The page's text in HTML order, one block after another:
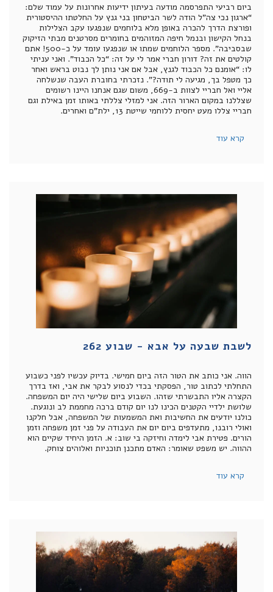
ביום רביעי התפרסמה מודעה בעיתון ידיעות אחרונות על עמוד שלם:
“ארגון נכי צה”ל הודה לשר הביטחון בני גנץ על החלטתו ההיסטורית
ופורצת הדרך להכרה באופן מלא בלוחמים שנפגעו עקב הצלילות
בנחל הקישון ובנמל חיפה המזוהמים בחומרים מסרטנים מבתי הזיקוק
שבסביבה”. מספר הלוחמים שמתו או שנפגעו עומד על כ-500! אתם
קולטים את זה? דורון חברי אמר לי על זה: “כל הכבוד”. ואני עניתי
לו: “אומנם כל הכבוד לגנץ, אבל אם אני נותן לך נבוט בראש ואחר
כך מטפל בך, מגיעה לי תודה?”. נזכרתי בחוברת העבה שנשלחה
אליי ואל חבריי לצוות ב-669, משום שגם אנחנו היינו רשומים
שצללנו במקום הארור הזה. אני למזלי צללתי באותו זמן באילת וגם
חבריי צללו מעט יחסית ללוחמי שייטת 13, ילת”ם ואחרים.
קרא עוד
לשבת שבעה על אבא - שבוע 262
הווה. אני כותב את הטור הזה ביום חמישי. בדיוק עכשיו לפני כשבוע
התחלתי לכתוב טור, הפסקתי בכדי לנסוע לבקר את אבי, ואז בדרך
הקצרה אליו התבשרתי שזהו. השבוע ביום שלישי היה יום המשפחה.
שלושת ילדיי הקטנים הכינו לנו יום קודם ברכה מחממת לב ונוגעת.
כולנו יודעים את החשיבות ואת המשמעות של המשפחה, אבל חלקנו
ואולי רובנו, מתעדפים ביום יום את העבודה על פני זמן משפחה וזמן
הורים. פטירת אבי לימדה וחיזקה בי שוב: א. הזמן היחיד שקיים הוא
ההווה. יש משפט שאומר: האדם מתכנן תוכניות ואלוהים צוחק.
קרא עוד